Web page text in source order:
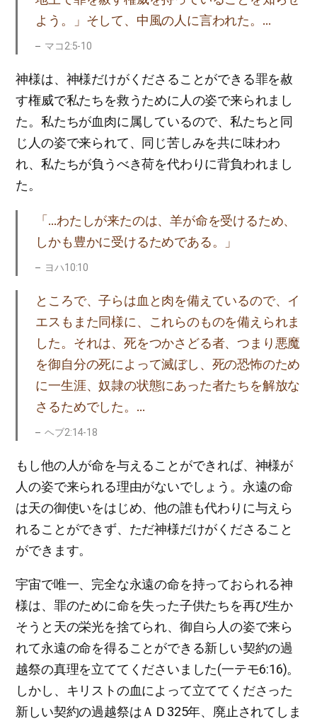
よう。」そして、中風の人に言われた。…
マコ2:5-10
神様は、神様だけがくださることができる罪を赦
す権威で私たちを救うために人の姿で来られまし
た。私たちが血肉に属しているので、私たちと同
じ人の姿で来られて、同じ苦しみを共に味わわ
れ、私たちが負うべき荷を代わりに背負われまし
た。
「…わたしが来たのは、羊が命を受けるため、
しかも豊かに受けるためである。」
ヨハ10:10
ところで、子らは血と肉を備えているので、イ
エスもまた同様に、これらのものを備えられま
した。それは、死をつかさどる者、つまり悪魔
を御自分の死によって滅ぼし、死の恐怖のため
に一生涯、奴隷の状態にあった者たちを解放な
さるためでした。…
ヘブ2:14-18
もし他の人が命を与えることができれば、神様が
人の姿で来られる理由がないでしょう。永遠の命
は天の御使いをはじめ、他の誰も代わりに与えら
れることができず、ただ神様だけがくださること
ができます。
宇宙で唯一、完全な永遠の命を持っておられる神
様は、罪のために命を失った子供たちを再び生か
そうと天の栄光を捨てられ、御自ら人の姿で来ら
れて永遠の命を得ることができる新しい契約の過
越祭の真理を立ててくださいました(一テモ6:16)。
しかし、キリストの血によって立ててくださった
新しい契約の過越祭はＡＤ325年、廃止されてしま